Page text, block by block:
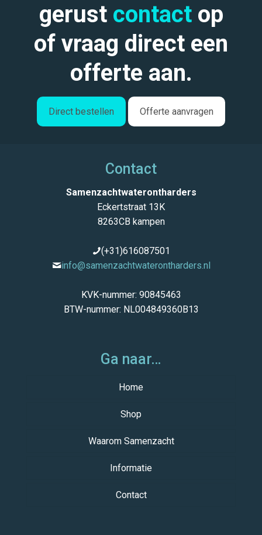
gerust contactop
of vraag direct een
offerte aan.
Direct bestellen Offerte aanvragen
Contact
Samenzachtwaterontharders
Eckertstraat 13K
8263CB kampen
(+31)616087501
info@samenzachtwaterontharders.nl
KVK-nummer: 90845463
BTW-nummer: NL004849360B13
Ga naar…
Home
Shop
Samenzacht Deluxe
Samenzacht Premium Ceramic
Accessoires
Waarom Samenzacht
Informatie
Storing
Contact